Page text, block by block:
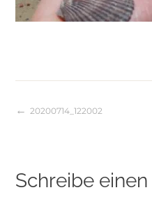
20200714_122002
Schreibe